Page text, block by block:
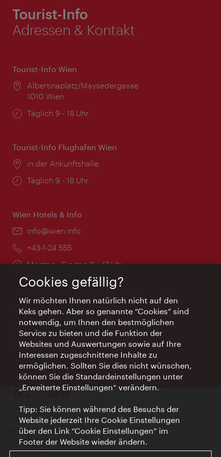
Tourist-Info
Adressen & Kontakt
Tourist-Info Wien
Ort:
Albertinaplatz/Maysedergasse
1010 Wien
Öffnungszeiten:
Täglich 9 - 18 Uhr
Tourist-Info Flughafen Wien
Ort:
in der Ankunftshalle
Öffnungszeiten:
Täglich 9 - 18 Uhr
Wien Hotels & Info
Email:
info@wien.info
Telefon:
+43-1-24 555
Öffnungszeiten:
Montag - Freitag 9 – 17 Uhr
Feiertags geschlossen
AI Concierge Wien
Ort:
concierge.wien.info
Öffnungszeiten:
Informationen rund um die Uhr
Kontakt
Impressum
Datenschutz
Nutzungsbedingungen
Barrierefreiheit
Cookies gefällig?
Wir möchten Ihnen natürlich nicht auf den
Keks gehen. Aber so genannte “Cookies” sind
notwendig, um Ihnen den bestmöglichen
Service zu bieten und die Funktion der
Websites und Auswertungen sowie auf Ihre
Interessen zugeschnittene Inhalte zu
ermöglichen. Sollten Sie dies nicht wünschen,
können Sie die Standardeinstellungen unter
„Erweiterte Einstellungen“ verändern.
Tipp: Sie können während des Besuchs der
Website jederzeit Ihre Cookie Einstellungen
über den Link “Cookie Einstellungen” im
Footer der Website wieder ändern.